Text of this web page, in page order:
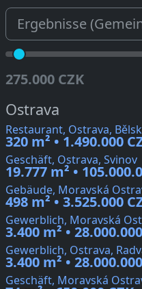
275.000 CZK
Ostrava
Restaurant, Ostrava,
320 m² • 1.490.000
Geschäft, Ostrava, Svinov
19.777 m² •
Gebäude, Moravská
498 m² • 3.525.000
Gewerblich, Moravská
3.400 m² •
Gewerblich, Ostrava,
3.400 m² •
Geschäft, Moravská